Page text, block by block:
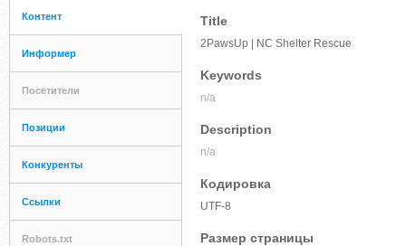
Контент
Информер
Посетители
Позиции
Конкуренты
Ссылки
Robots.txt
Title
2PawsUp | NC Shelter Rescue
Keywords
n/a
Description
n/a
Кодировка
UTF-8
Размер страницы